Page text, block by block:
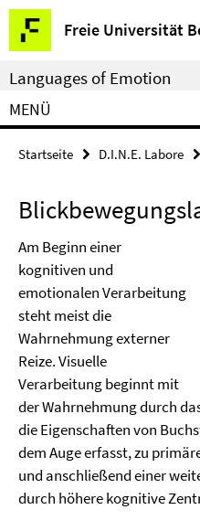
Springe
direkt
zu
Inhalt
Freie Universität
Service-
Navigation
Languages of Emotion
MENÜ
Startseite D.I.N.E. Labore
Am Beginn einer
kognitiven und
emotionalen Verarbeitung
steht meist die
Wahrnehmung externer
Reize. Visuelle
Verarbeitung beginnt mit
der Wahrnehmung durch
die Eigenschaften von
dem Auge erfasst, zu
und anschließend einer
durch höhere kognitive